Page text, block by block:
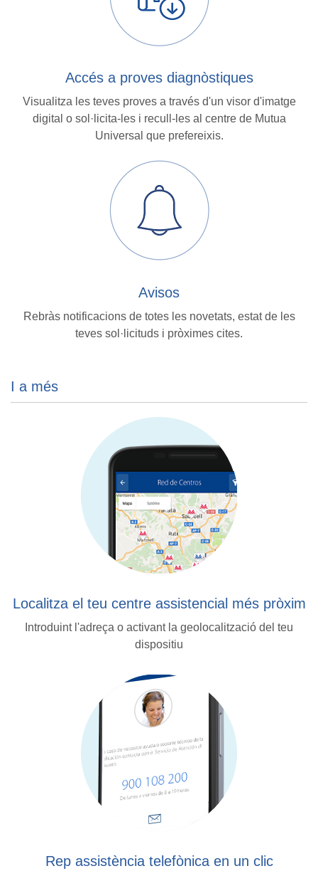
Accés a proves diagnòstiques
Visualitza les teves proves a través d'un visor d'imatge
digital o sol·licita-les i recull-les al centre de Mutua
Universal que prefereixis.
Avisos
Rebràs notificacions de totes les novetats, estat de les
teves sol·licituds i pròximes cites.
I a més
Localitza el teu centre assistencial més pròxim
Introduint l'adreça o activant la geolocalització del teu
dispositiu
Rep assistència telefònica en un clic